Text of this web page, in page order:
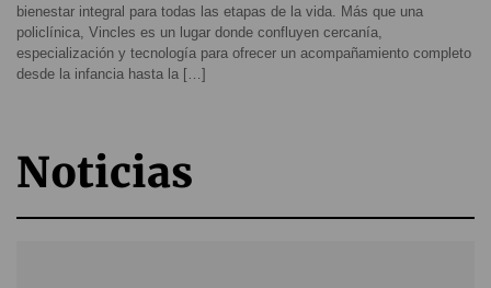
bienestar integral para todas las etapas de la vida. Más que una
policlínica, Vincles es un lugar donde confluyen cercanía,
especialización y tecnología para ofrecer un acompañamiento completo
desde la infancia hasta la […]
Noticias